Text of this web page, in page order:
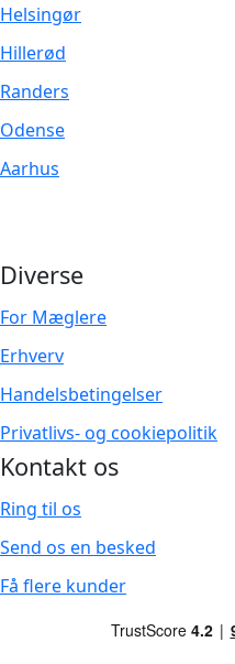
Helsingør
Hillerød
Randers
Odense
Aarhus
Diverse
For Mæglere
Erhverv
Handelsbetingelser
Privatlivs- og cookiepolitik
Kontakt os
Ring til os
Send os en besked
Få flere kunder